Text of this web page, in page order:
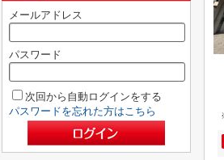
メールアドレス
パスワード
次回から自動ログインをする
パスワードを忘れた方はこちら